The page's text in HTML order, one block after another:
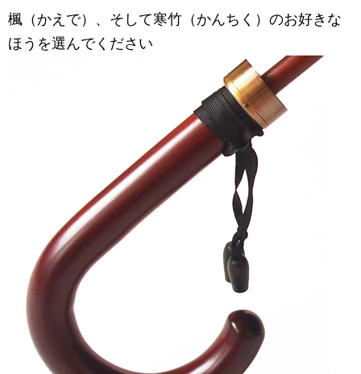
楓（かえで）、そして寒竹（かんちく）のお好きな
ほうを選んでください